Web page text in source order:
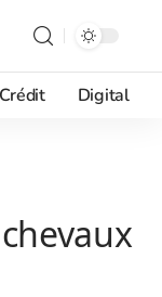
Crédit Digital